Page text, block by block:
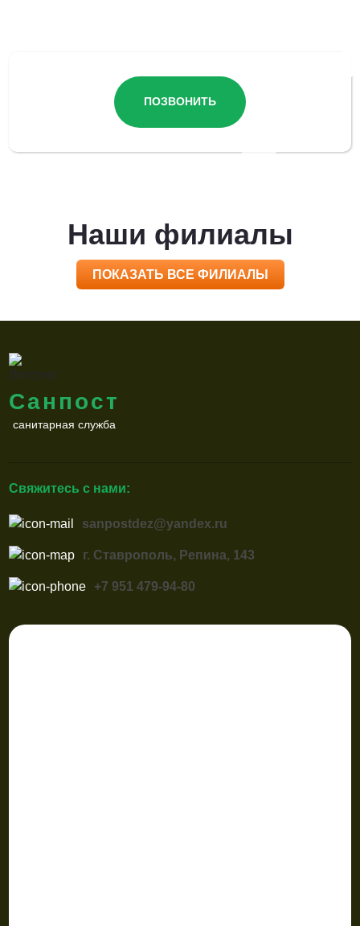
ПОЗВОНИТЬ
Наши филиалы
ПОКАЗАТЬ ВСЕ ФИЛИАЛЫ
Санпост
санитарная служба
Свяжитесь с нами:
sanpostdez@yandex.ru
г. Ставрополь, Репина, 143
+7 951 479-94-80